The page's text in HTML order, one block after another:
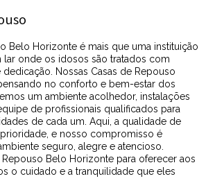
Belo Horizonte é mais que uma instituição
lar onde os idosos são tratados com
Nossas Casas de Repouso
no conforto e bem-estar dos
um ambiente acolhedor, instalações
de profissionais qualificados para
de cada um. Aqui, a qualidade de
e nosso compromisso é
seguro, alegre e atencioso.
Repouso Belo Horizonte para oferecer aos
o cuidado e a tranquilidade que eles